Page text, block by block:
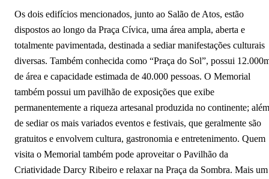
Os dois edifícios mencionados, junto ao Salão de Atos, estão
dispostos ao longo da Praça Cívica, uma área ampla, aberta e
totalmente pavimentada, destinada a sediar manifestações culturais
diversas. Também conhecida como “Praça do Sol”, possui
de área e capacidade estimada de 40.000 pessoas. O Memorial
também possui um pavilhão de exposições que exibe
permanentemente a riqueza artesanal produzida no continente; além
de sediar os mais variados eventos e festivais, que geralmente são
gratuitos e envolvem cultura, gastronomia e entretenimento. Quem
visita o Memorial também pode aproveitar o Pavilhão da
Criatividade Darcy Ribeiro e relaxar na Praça da Sombra. Mais um